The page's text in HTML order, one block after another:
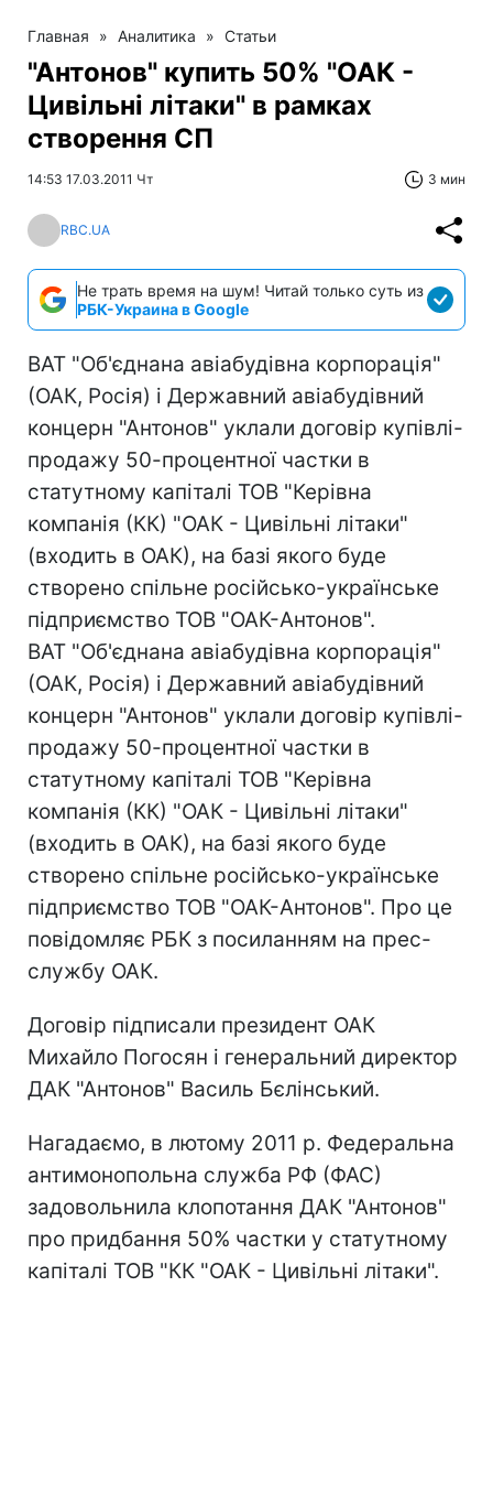
Главная » Аналитика » Статьи
"Антонов" купить 50% "ОАК -
Цивільні літаки" в рамках
створення СП
14:53 17.03.2011 Чт 3 мин
RBC.UA
Не трать время на шум! Читай только суть из
РБК-Украина в Google
ВАТ "Об'єднана авіабудівна корпорація"
(ОАК, Росія) і Державний авіабудівний
концерн "Антонов" уклали договір купівлі-
продажу 50-процентної частки в
статутному капіталі ТОВ "Керівна
компанія (КК) "ОАК - Цивільні літаки"
(входить в ОАК), на базі якого буде
створено спільне російсько-українське
підприємство ТОВ "ОАК-Антонов".
ВАТ "Об'єднана авіабудівна корпорація"
(ОАК, Росія) і Державний авіабудівний
концерн "Антонов" уклали договір купівлі-
продажу 50-процентної частки в
статутному капіталі ТОВ "Керівна
компанія (КК) "ОАК - Цивільні літаки"
(входить в ОАК), на базі якого буде
створено спільне російсько-українське
підприємство ТОВ "ОАК-Антонов". Про це
повідомляє РБК з посиланням на прес-
службу ОАК.
Договір підписали президент ОАК
Михайло Погосян і генеральний директор
ДАК "Антонов" Василь Бєлінський.
Нагадаємо, в лютому 2011 р. Федеральна
антимонопольна служба РФ (ФАС)
задовольнила клопотання ДАК "Антонов"
про придбання 50% частки у статутному
капіталі ТОВ "КК "ОАК - Цивільні літаки".